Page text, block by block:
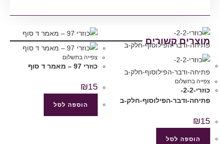
מוצרים קשורים
צפייה בתשלום
כוזרי-2-2-
פתיחה-ודבר-הפילוסוף-חלק-ב
₪15
הוספה לסל
צפייה בתשלום
כוזרי 97 – מאמר ד סוף
₪15
הוספה לסל